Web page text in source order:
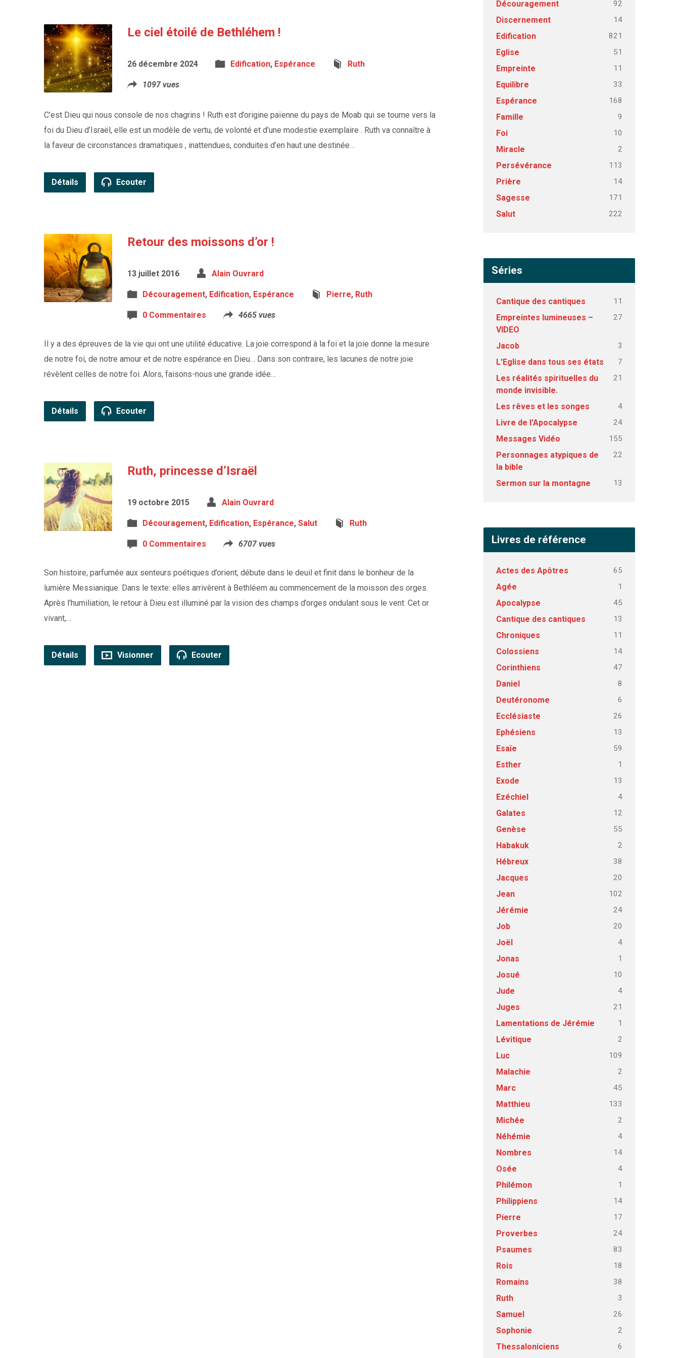
Le ciel étoilé de Bethléhem !
26 décembre 2024 Edification, Espérance Ruth
1097 vues
C’est Dieu qui nous console de nos chagrins ! Ruth est d’origine païenne du pays de Moab qui se tourne vers la
foi du Dieu d’Israël, elle est un modèle de vertu, de volonté et d’une modestie exemplaire . Ruth va connaître à
la faveur de circonstances dramatiques , inattendues, conduites d’en haut une destinée…
Détails Ecouter
Retour des moissons d’or !
13 juillet 2016 Alain Ouvrard
Découragement, Edification, Espérance Pierre, Ruth
0 Commentaires 4665 vues
Il y a des épreuves de la vie qui ont une utilité éducative. La joie correspond à la foi et la joie donne la mesure
de notre foi, de notre amour et de notre espérance en Dieu… Dans son contraire, les lacunes de notre joie
révèlent celles de notre foi. Alors, faisons-nous une grande idée…
Détails Ecouter
Ruth, princesse d’Israël
19 octobre 2015 Alain Ouvrard
Découragement, Edification, Espérance, Salut Ruth
0 Commentaires 6707 vues
Son histoire, parfumée aux senteurs poétiques d’orient, débute dans le deuil et finit dans le bonheur de la
lumière Messianique. Dans le texte: elles arrivèrent à Bethléem au commencement de la moisson des orges.
Après l’humiliation, le retour à Dieu est illuminé par la vision des champs d’orges ondulant sous le vent. Cet or
vivant,…
Détails Visionner Ecouter
Découragement 92
Discernement 14
Edification 821
Eglise 51
Empreinte 11
Equilibre 33
Espérance 168
Famille 9
Foi 10
Miracle 2
Persévérance 113
Prière 14
Sagesse 171
Salut 222
Séries
Cantique des cantiques 11
Empreintes lumineuses –
VIDEO
27
Jacob 3
L'Eglise dans tous ses états 7
Les réalités spirituelles du
monde invisible.
21
Les rêves et les songes 4
Livre de l'Apocalypse 24
Messages Vidéo 155
Personnages atypiques de
la bible
22
Sermon sur la montagne 13
Livres de référence
Actes des Apôtres 65
Agée 1
Apocalypse 45
Cantique des cantiques 13
Chroniques 11
Colossiens 14
Corinthiens 47
Daniel 8
Deutéronome 6
Ecclésiaste 26
Ephésiens 13
Esaïe 59
Esther 1
Exode 13
Ezéchiel 4
Galates 12
Genèse 55
Habakuk 2
Hébreux 38
Jacques 20
Jean 102
Jérémie 24
Job 20
Joël 4
Jonas 1
Josué 10
Jude 4
Juges 21
Lamentations de Jérémie 1
Lévitique 2
Luc 109
Malachie 2
Marc 45
Matthieu 133
Michée 2
Néhémie 4
Nombres 14
Osée 4
Philémon 1
Philippiens 14
Pierre 17
Proverbes 24
Psaumes 83
Rois 18
Romains 38
Ruth 3
Samuel 26
Sophonie 2
Thessaloniciens
6